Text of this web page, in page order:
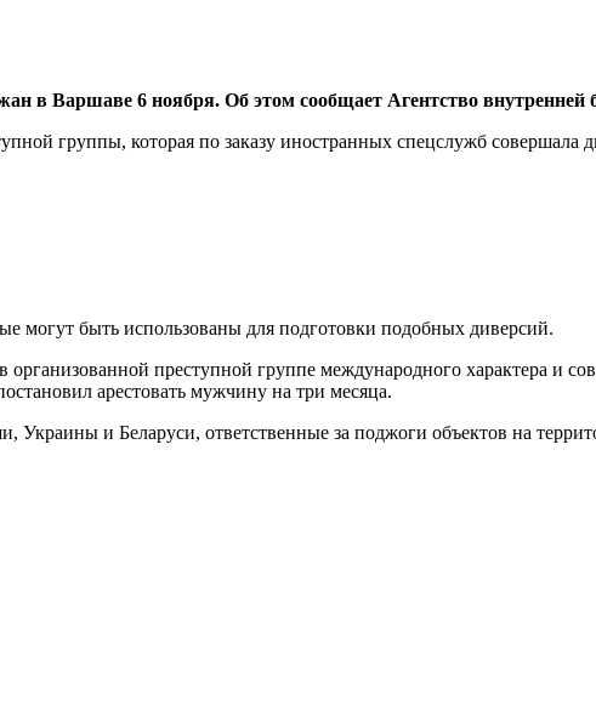
в Варшаве 6 ноября. Об этом сообщает Агентство
группы, которая по заказу иностранных спецслужб
могут быть использованы для подготовки подобных диверсий.
преступной группе международного характера и
арестовать мужчину на три месяца.
и Беларуси, ответственные за поджоги объектов на